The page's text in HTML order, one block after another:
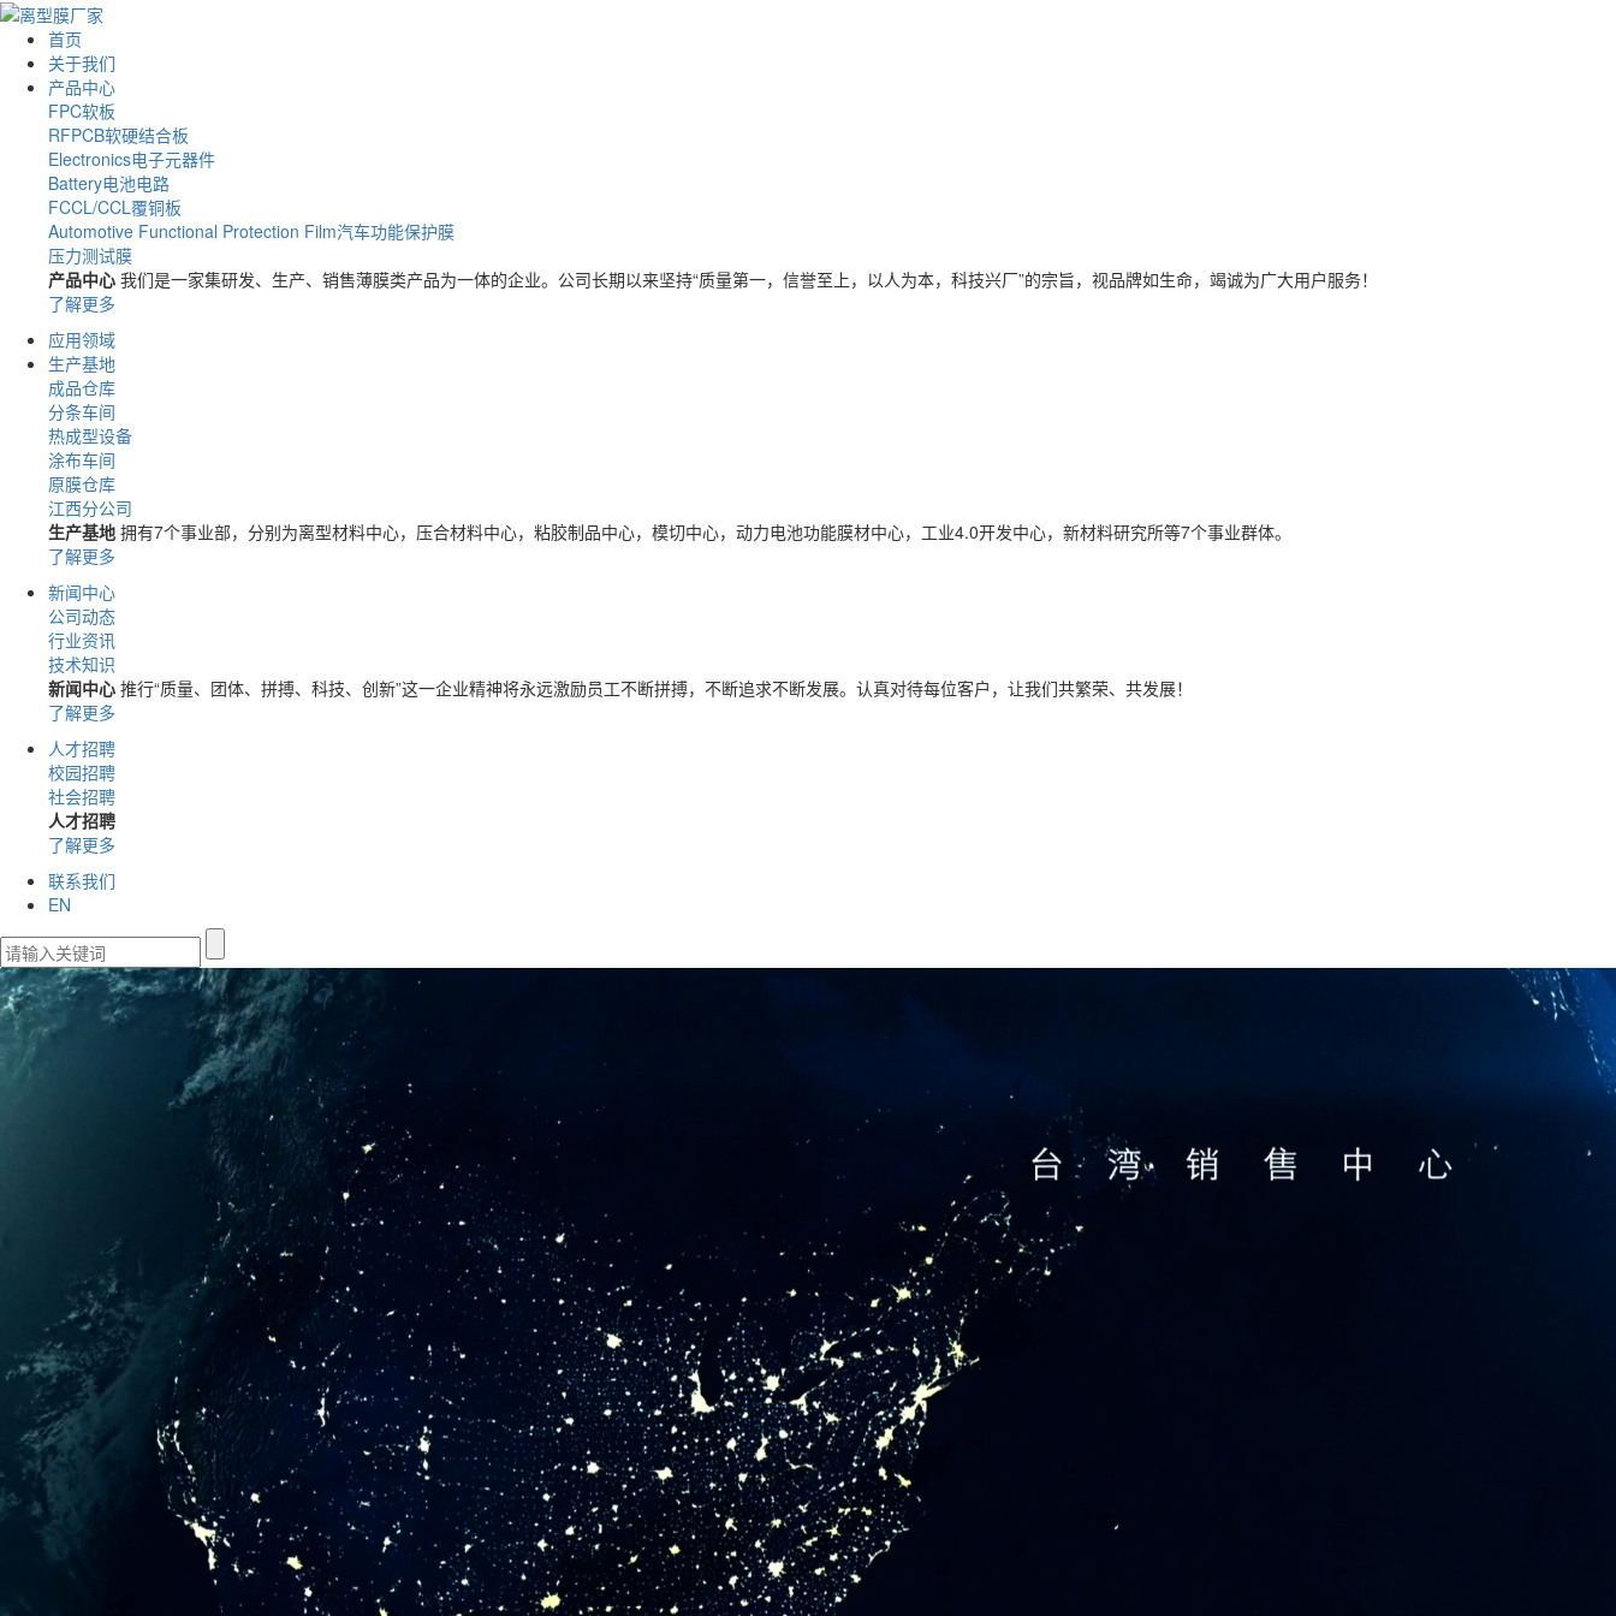
首页
关于我们
产品中心
FPC软板
RFPCB软硬结合板
Electronics电子元器件
Battery电池电路
FCCL/CCL覆铜板
Automotive Functional Protection Film汽车功能保护膜
压力测试膜
产品中心 我们是一家集研发、生产、销售薄膜类产品为一体的企业。公司长期以来坚持“质量第一，信誉至上，以人为本，科技兴厂”的宗旨，视品牌如生命，竭诚为广大用户服务！
了解更多
应用领域
生产基地
成品仓库
分条车间
热成型设备
涂布车间
原膜仓库
江西分公司
生产基地 拥有7个事业部，分别为离型材料中心，压合材料中心，粘胶制品中心，模切中心，动力电池功能膜材中心，工业4.0开发中心，新材料研究所等7个事业群体。
了解更多
新闻中心
公司动态
行业资讯
技术知识
新闻中心 推行“质量、团体、拼搏、科技、创新”这一企业精神将永远激励员工不断拼搏，不断追求不断发展。认真对待每位客户，让我们共繁荣、共发展！
了解更多
人才招聘
校园招聘
社会招聘
人才招聘
了解更多
联系我们
EN